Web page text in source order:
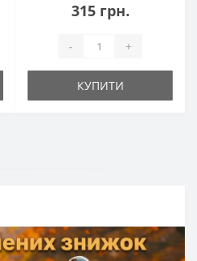
315 грн.
- +
КУПИТИ